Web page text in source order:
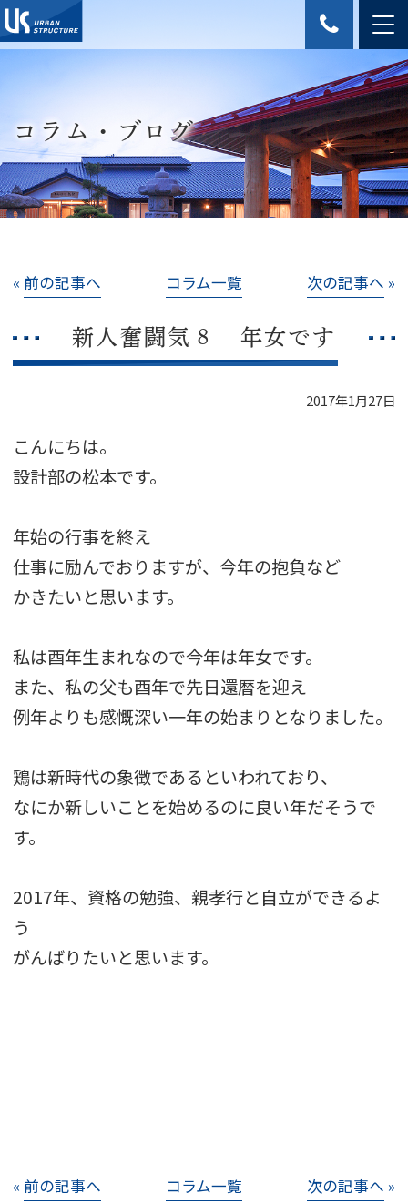
コラム・ブログ
« 前の記事へ │ コラム一覧 │ 次の記事へ »
新人奮闘気８ 年女です
2017年1月27日
こんにちは。
設計部の松本です。
年始の行事を終え
仕事に励んでおりますが、今年の抱負など
かきたいと思います。
私は酉年生まれなので今年は年女です。
また、私の父も酉年で先日還暦を迎え
例年よりも感慨深い一年の始まりとなりました。
鶏は新時代の象徴であるといわれており、
なにか新しいことを始めるのに良い年だそうで
す。
2017年、資格の勉強、親孝行と自立ができるよ
う
がんばりたいと思います。
« 前の記事へ │ コラム一覧 │ 次の記事へ »